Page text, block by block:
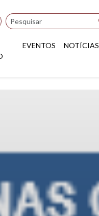
Pesquisar
EVENTOS NOTÍCIAS